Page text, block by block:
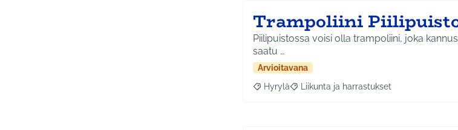
Trampoliini
Piilipuistossa voisi olla trampoliini, joka kannustaisi
saatu …
Arvioitavana
Rajaa tulokset aihepiirin mukaan: Hyrylä
Hyrylä Rajaa tulokset teeman mukaan: Liikunta ja
Liikunta ja harrastukset